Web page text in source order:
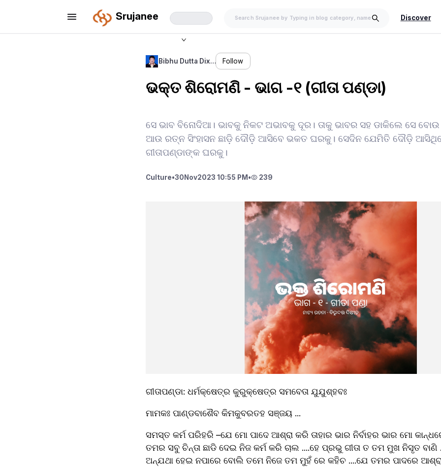
Srujanee Discover
Bibhu Dutta Dix… Follow
ଭକ୍ତ ଶିରୋମଣି - ଭାଗ -୧ (ଗୀତା ପଣ୍ଡା)
ସେ ଭାବ ବିନୋଦିଆ। ଭାବକୁ ନିକଟ ଅଭାବକୁ ଦୂର। ତାକୁ ଭାବର ସହ ଡାକିଲେ ସେ
ଆଉ ରତ୍ନ ସିଂହାସନ ଛାଡ଼ି ଦୌଡ଼ି ଆସିବେ ଭକତ ଘରକୁ। ସେଦିନ ଯେମିତି ଦୌଡ଼ି
ଗୀତାପଣ୍ଡାଙ୍କ ଘରକୁ।
Culture•30 Nov2023 10:55 PM • 239
ଗୀତାପଣ୍ଡା: ଧର୍ମକ୍ଷେତ୍ର କୁରୁକ୍ଷେତ୍ର ସମବେତା ଯୁଯୁଶ୍ହବଃ
ମାମକଃ ପାଣ୍ଡବାଶୈବ କିମକୁବରତହ ସଞ୍ଜୟ ...
ସମସ୍ତ କର୍ମ ପରିହରି –ଯେ ମୋ ପାଦେ ଆଶ୍ରା କରି ତାହାର ଭାର ନିର୍ବାହର ଭାର ମୋ
ତମର ସବୁ ଚିନ୍ତା ଛାଡି ଦେଇ ନିଜ କର୍ମ କରି ଚାଲ ....ହେ ପ୍ରଭୁ ଗୀତା ତ ତମ ମୁଖ ନିସୃତ ବାଣି
ଅନ୍ଯଥା ହେଇ ନପାରେ ବୋଲି ତମେ ନିଜେ ତମ ମୁହଁ ରେ କହିଚ ....ଯେ ତମର ପାଦରେ